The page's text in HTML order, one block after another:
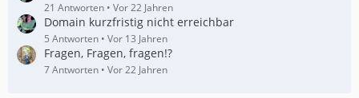
21 Antworten Vor 22 Jahren
Domain kurzfristig nicht erreichbar
5 Antworten Vor 13 Jahren
Fragen, Fragen, fragen!?
7 Antworten Vor 22 Jahren